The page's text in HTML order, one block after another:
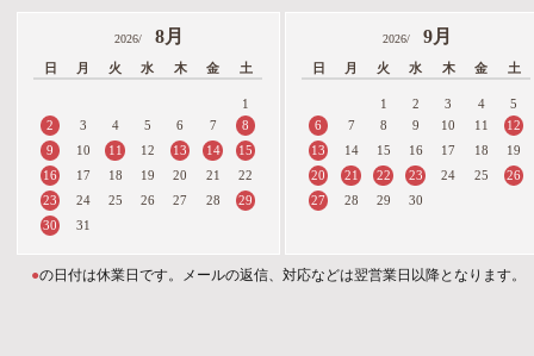
2026/ 8月
日 月 火 水 木 金 土
1
2
3 4 5 6 7
8
9
10 11 12 13 14
15
16
17 18 19 20 21
22
23
24 25 26 27 28
29
30
31
2026/ 9月
日 月 火 水 木 金 土
1 2 3 4
5
6
7 8 9 10 11
12
13
14 15 16 17 18
19
20
21 22 23 24 25
26
27
28 29 30
●の日付は休業日です。メールの返信、対応などは翌営業日以降となります。